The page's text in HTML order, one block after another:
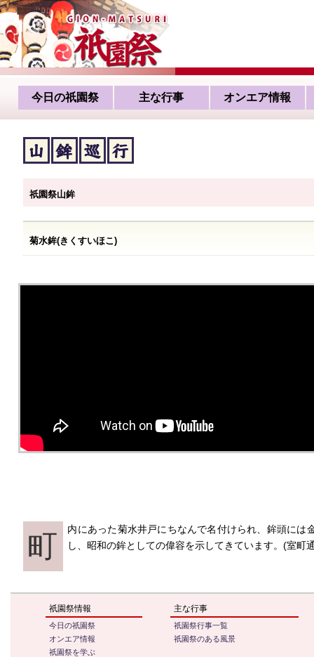
今日の祇園祭 主な行事 オンエア情報
祇園祭山鉾
菊水鉾(きくすいほこ)
町
内にあった菊水井戸にちなんで名付けられ、鉾頭に
し、昭和の鉾としての偉容を示してきています。(室町
祇園祭情報 主な行事
今日の祇園祭
オンエア情報
祇園祭を学ぶ
祇園祭行事一覧
祇園祭のある風景